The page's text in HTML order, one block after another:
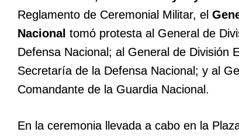
Reglamento de Ceremonial Militar, el
Nacional tomó protesta al General de
Defensa Nacional; al General de División
Secretaría de la Defensa Nacional; y al
Comandante de la Guardia Nacional.
En la ceremonia llevada a cabo en la